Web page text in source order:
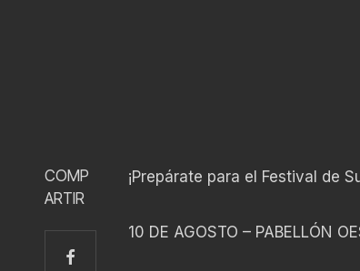
COMP
ARTIR
¡Prepárate para el Festival de
10 DE AGOSTO – PABELLÓN